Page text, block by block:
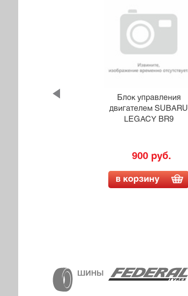
Блок управления
двигателем SUBARU
LEGACY BR9
900 руб.
в корзину